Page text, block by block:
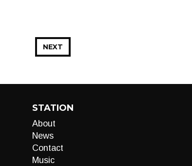
NEXT
STATION
About
News
Contact
Music